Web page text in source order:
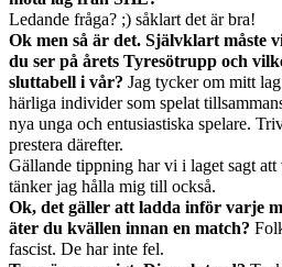
Ledande fråga? ;) såklart det är bra!
Ok men så är det. Självklart måste
du ser på årets Tyresötrupp och
sluttabell i vår? Jag tycker om mitt
härliga individer som spelat
nya unga och entusiastiska spelare.
prestera därefter.
Gällande tippning har vi i laget sagt
tänker jag hålla mig till också.
Ok, det gäller att ladda inför varje
äter du kvällen innan en match?
fascist. De har inte fel.